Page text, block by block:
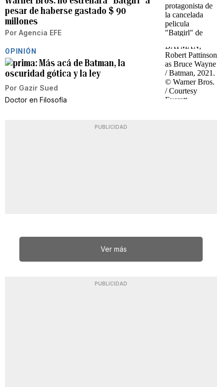
pesar de haberse gastado $ 90
millones
Por Agencia EFE
OPINIÓN
Más acá de Batman, la
oscuridad gótica y la ley
Por Gazir Sued
Doctor en Filosofía
PUBLICIDAD
Ver más
PUBLICIDAD